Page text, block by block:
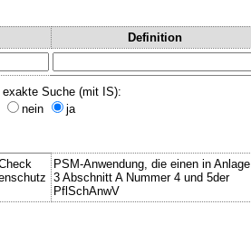
Definition
exakte Suche (mit IS):
nein
ja
PSM-Anwendung, die einen in Anlage
3 Abschnitt A Nummer 4 und 5der
PflSchAnwV